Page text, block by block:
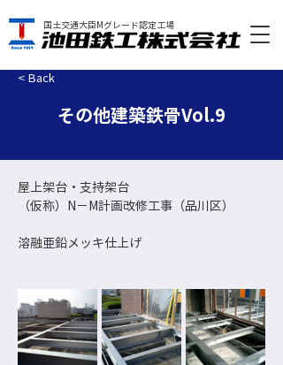
国土交通大臣Mグレード認定工場
< Back
その他建築鉄骨Vol.9
屋上架台・支持架台
（仮称）N－M計画改修工事（品川区）
溶融亜鉛メッキ仕上げ